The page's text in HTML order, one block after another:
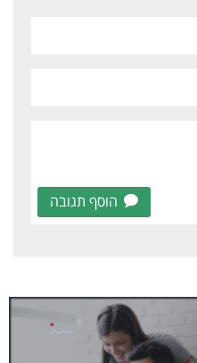
הוסף תגובה